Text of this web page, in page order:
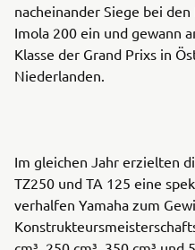
nacheinander Siege bei
Imola 200 ein und gewann
Klasse der Grand Prixs in
Niederlanden.
Im gleichen Jahr erzielten
TZ250 und TA 125 eine
verhalfen Yamaha zum